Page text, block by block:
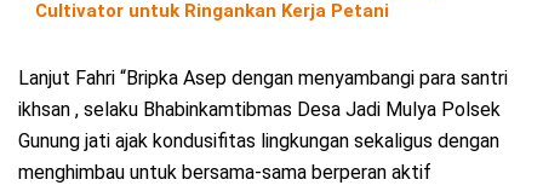
Cultivator untuk Ringankan Kerja Petani
Lanjut Fahri “Bripka Asep dengan menyambangi para santri
ikhsan , selaku Bhabinkamtibmas Desa Jadi Mulya Polsek
Gunung jati ajak kondusifitas lingkungan sekaligus dengan
menghimbau untuk bersama-sama berperan aktif